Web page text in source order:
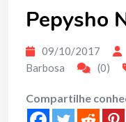
Pepysho
09/10/2017
Barbosa
(0)
Compartilhe